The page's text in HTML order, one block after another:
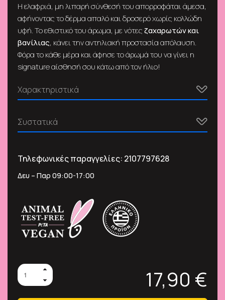
Η ελαφριά, μη λιπαρή σύνθεσή του απορροφάται άμεσα,
αφήνοντας το δέρμα απαλό και δροσερό χωρίς κολλώδη
υφή. Το εθιστικό του άρωμα, με νότεςζαχαρωτών και
βανίλιας, κάνει την αντηλιακή προστασία απόλαυση.
Φόρα το κάθε μέρα και άφησε το άρωμά του να γίνει η
signature αίσθησή σου κάτω από τον ήλιο!
Χαρακτηριστικά
Συστατικά
Τηλεφωνικές παραγγελίες: 2107797628
Δευ – Παρ 09:00-17:00
17,90 €